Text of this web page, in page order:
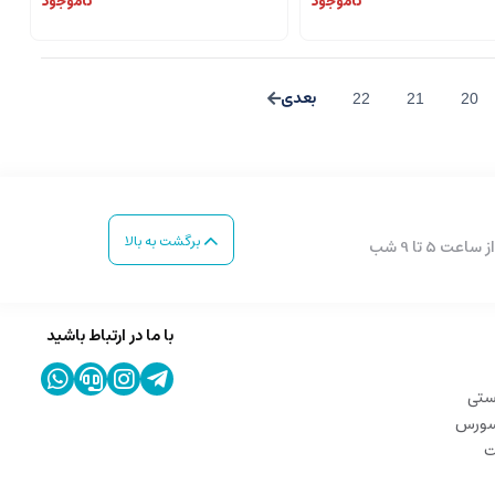
20
21
22
برگشت به بالا
سورس
با ما در ارتباط باشید